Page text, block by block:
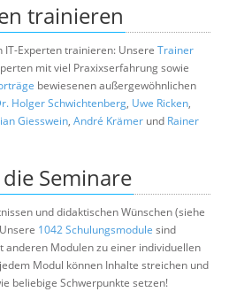
trainieren
IT-Experten trainieren: Unsere Trainer
mit viel Praxixserfahrung sowie
bewiesenen außergewöhnlichen
Holger Schwichtenberg, Uwe Ricken,
Giesswein, André Krämer und Rainer
Seminare
und didaktischen Wünschen (siehe
1042 Schulungsmodule sind
anderen Modulen zu einer individuellen
Modul können Inhalte streichen und
beliebige Schwerpunkte setzen!